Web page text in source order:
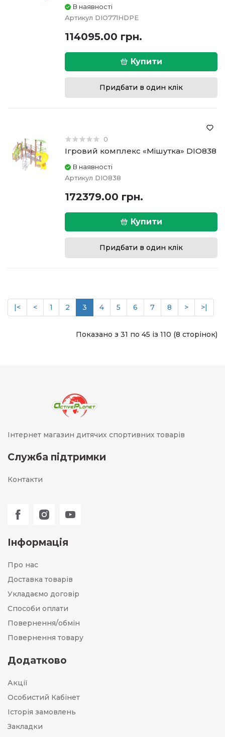
В наявності
Артикул DIO771HDPE
114095.00 грн.
Купити
Придбати в один клік
0
Ігровий комплекс «Мішутка» DIO838
В наявності
Артикул DIO838
172379.00 грн.
Купити
Придбати в один клік
|< < 1 2 3 4 5 6 7 8 > >|
Показано з 31 по 45 із 110 (8 сторінок)
Інтернет магазин дитячих спортивних товарів
Служба підтримки
Контакти
Інформація
Про нас
Доставка товарів
Укладаємо договір
Способи оплати
Повернення/обмін
Повернення товару
Додатково
Акції
Особистий Кабінет
Історія замовлень
Закладки